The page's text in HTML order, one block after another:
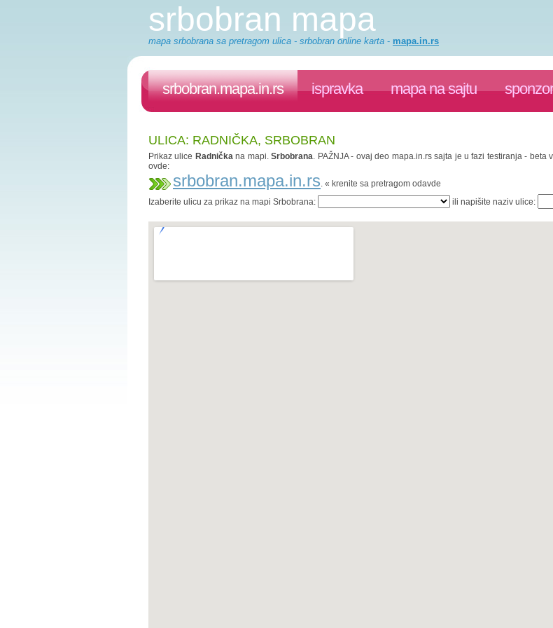
srbobran mapa
mapa srbobrana sa pretragom ulica - srbobran online karta - mapa.in.rs
srbobran.mapa.in.rs ispravka mapa na sajtu
ULICA: RADNIČKA, SRBOBRAN
Prikaz ulice Radničkana mapi.Srbobrana. PAŽNJA - ovaj deo mapa.in.rs sajta je u fazi testiranja -
ovde:
srbobran.mapa.in.rs. « krenite sa pretragom odavde
Izaberite ulicu za prikaz na mapi Srbobrana:
ili napišite naziv ulice: